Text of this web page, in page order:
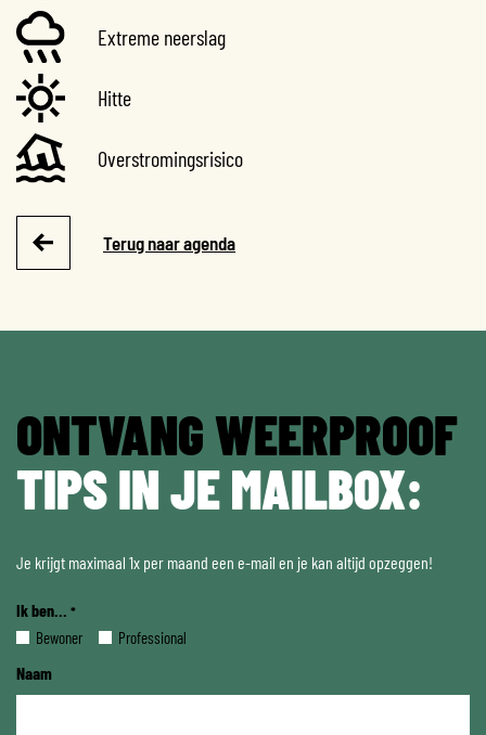
Extreme neerslag
Hitte
Overstromingsrisico
Terug naar agenda
ONTVANG WEERPROOF
TIPS IN JE MAILBOX:
Je krijgt maximaal 1x per maand een e-mail en je kan altijd opzeggen!
Ik ben... *
Bewoner Professional
Naam